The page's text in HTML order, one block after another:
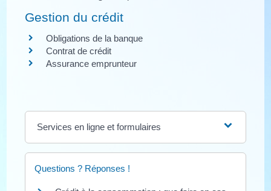
Gestion du crédit
Obligations de la banque
Contrat de crédit
Assurance emprunteur
Services en ligne et formulaires
Questions ? Réponses !